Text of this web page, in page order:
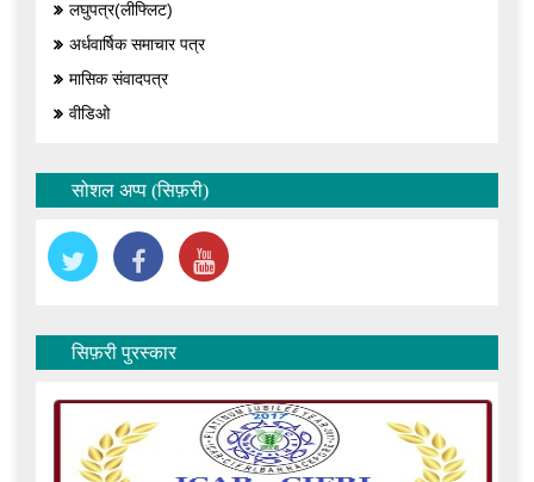
लघुपत्र(लीफ्लिट)
अर्धवार्षिक समाचार पत्र
मासिक संवादपत्र
वीडिओ
सोशल अप्प (सिफ़री)
सिफ़री पुरस्कार